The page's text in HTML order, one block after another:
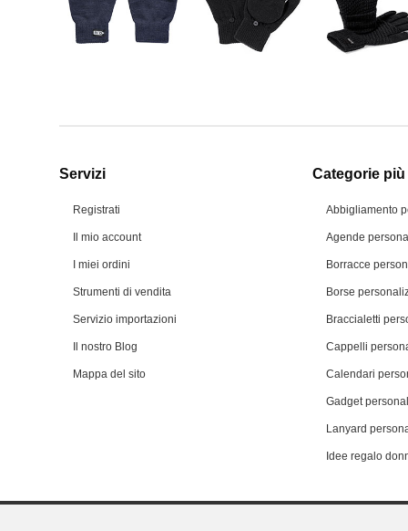
Servizi
Registrati
Il mio account
I miei ordini
Strumenti di vendita
Servizio importazioni
Il nostro Blog
Mappa del sito
Categorie
Abbigliamento
Agende
Borracce
Borse
Braccialetti
Cappelli
Calendari
Gadget
Lanyard
Idee regalo